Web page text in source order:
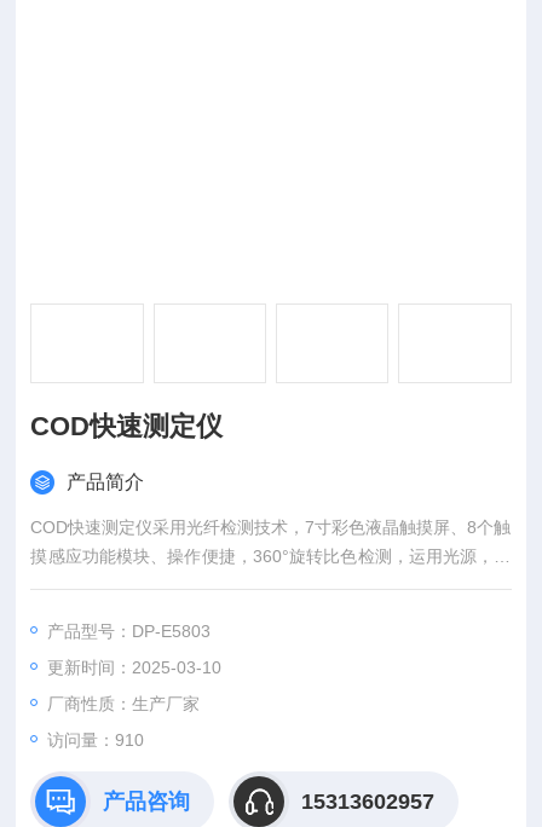
COD快速测定仪
产品简介
COD快速测定仪采用光纤检测技术，7寸彩色液晶触摸屏、8个触
摸感应功能模块、操作便捷，360°旋转比色检测，运用光源，水
质检测仪系统，
产品型号：DP-E5803
更新时间：2025-03-10
厂商性质：生产厂家
访问量：910
产品咨询 15313602957